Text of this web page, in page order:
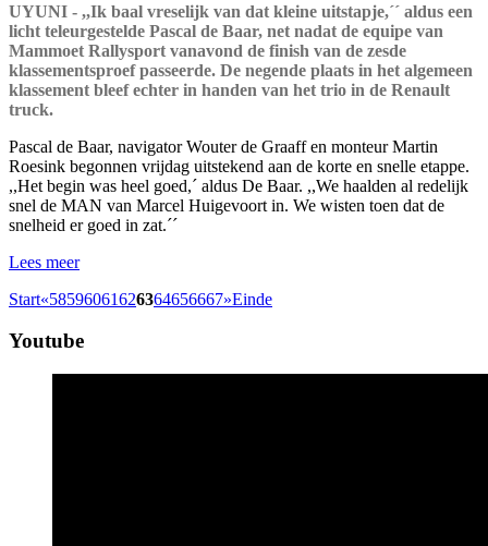
UYUNI - ,,Ik baal vreselijk van dat kleine uitstapje,´´ aldus een
licht teleurgestelde Pascal de Baar, net nadat de equipe van
Mammoet Rallysport vanavond de finish van de zesde
klassementsproef passeerde. De negende plaats in het algemeen
klassement bleef echter in handen van het trio in de Renault
truck.
Pascal de Baar, navigator Wouter de Graaff en monteur Martin
Roesink begonnen vrijdag uitstekend aan de korte en snelle etappe.
,,Het begin was heel goed,´ aldus De Baar. ,,We haalden al redelijk
snel de MAN van Marcel Huigevoort in. We wisten toen dat de
snelheid er goed in zat.´´
Lees meer
Start«58596061626364656667»Einde
Youtube